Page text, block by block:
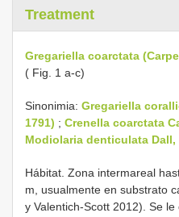
Treatment
Gregariella coarctata
( Fig. 1 a-c)
Sinonimia: Gregariella
1791) ; Crenella coarctata
Modiolaria denticulata Dall,
Hábitat. Zona intermareal
m, usualmente en substrato
y Valentich-Scott 2012). Se